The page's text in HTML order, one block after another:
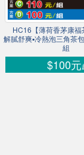
HC16【薄荷香茅康福
解膩舒爽▪冷熱泡三角茶
組
$100元